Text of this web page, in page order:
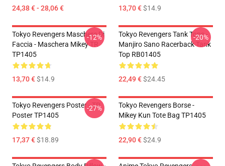
24,38 € - 28,06 € 13,70 €$14.9
Tokyo Revengers Maschere Di
Faccia - Maschera Mikey TR
TP1405
13,70 €$14.9
-12%
Tokyo Revengers Tank Tops -
Manjiro Sano Racerback Tank
Top RB01405
22,49 €$24.45
-20%
Tokyo Revengers Poster - TR
Poster TP1405
17,37 €$18.89
-27%
Tokyo Revengers Borse -
Mikey Kun Tote Bag TP1405
22,90 €$24.9